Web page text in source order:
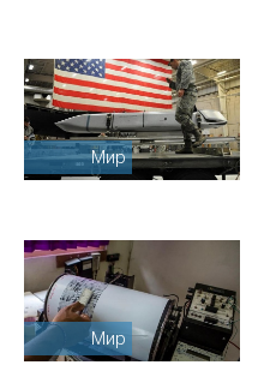
Мир
Мир